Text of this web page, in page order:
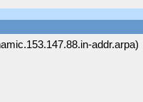
addr.arpa)